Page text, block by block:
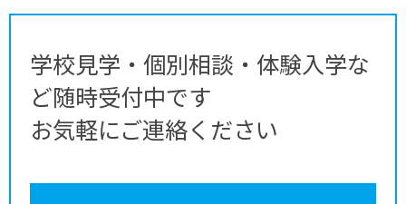
学校見学・個別相談・体験入学な
ど随時受付中です
お気軽にご連絡ください